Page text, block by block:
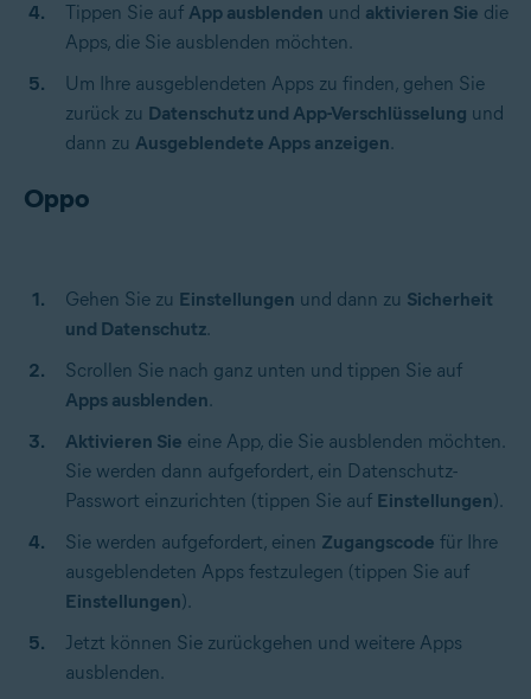
Tippen Sie auf App ausblenden und aktivieren Sie die
Apps, die Sie ausblenden möchten.
Um Ihre ausgeblendeten Apps zu finden, gehen Sie
zurück zu Datenschutz und App-Verschlüsselung und
dann zu Ausgeblendete Apps anzeigen.
Oppo
Gehen Sie zu Einstellungen und dann zu Sicherheit
und Datenschutz.
Scrollen Sie nach ganz unten und tippen Sie auf
Apps ausblenden.
Aktivieren Sie eine App, die Sie ausblenden möchten.
Sie werden dann aufgefordert, ein Datenschutz-
Passwort einzurichten (tippen Sie auf Einstellungen).
Sie werden aufgefordert, einen Zugangscode für Ihre
ausgeblendeten Apps festzulegen (tippen Sie auf
Einstellungen).
Jetzt können Sie zurückgehen und weitere Apps
ausblenden.